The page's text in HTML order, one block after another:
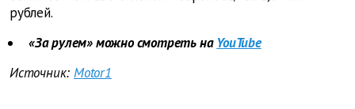
рублей.
«За рулем» можно смотреть на YouTube
Источник: Motor1